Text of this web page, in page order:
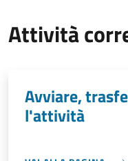
Attività
Avviare,
l'attività